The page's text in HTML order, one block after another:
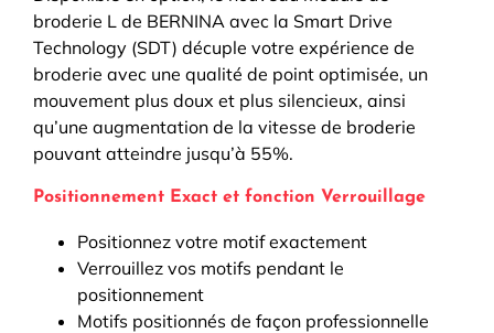
broderie L de BERNINA avec la Smart Drive
Technology (SDT) décuple votre expérience de
broderie avec une qualité de point optimisée, un
mouvement plus doux et plus silencieux, ainsi
qu’une augmentation de la vitesse de broderie
pouvant atteindre jusqu’à 55%.
Positionnement Exact et fonction Verrouillage
Positionnez votre motif exactement
Verrouillez vos motifs pendant le
positionnement
Motifs positionnés de façon professionnelle